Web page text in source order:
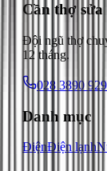
Cần thợ sửa
Đội ngũ thợ
12 tháng.
028 3890
Danh mục
ĐiệnĐiện lạnh